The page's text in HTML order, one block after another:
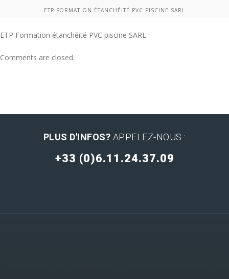
ETP FORMATION ÉTANCHÉITÉ PVC PISCINE SARL
ETP Formation étanchéité PVC piscine SARL
Comments are closed.
PLUS D'INFOS? APPELEZ-NOUS :
+33 (0)6.11.24.37.09